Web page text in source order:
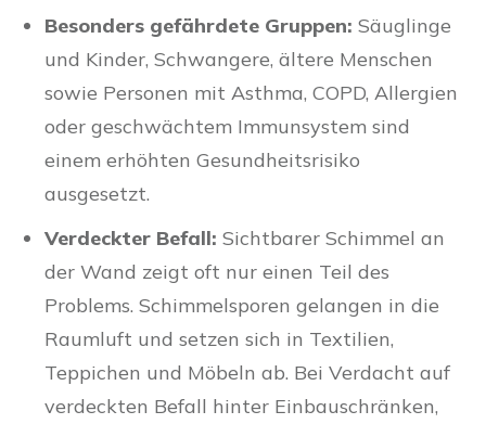
Besonders gefährdete Gruppen: Säuglinge
und Kinder, Schwangere, ältere Menschen
sowie Personen mit Asthma, COPD, Allergien
oder geschwächtem Immunsystem sind
einem erhöhten Gesundheitsrisiko
ausgesetzt.
Verdeckter Befall: Sichtbarer Schimmel an
der Wand zeigt oft nur einen Teil des
Problems. Schimmelsporen gelangen in die
Raumluft und setzen sich in Textilien,
Teppichen und Möbeln ab. Bei Verdacht auf
verdeckten Befall hinter Einbauschränken,